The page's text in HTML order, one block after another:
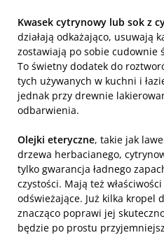
Kwasek cytrynowy lub sok z
działają odkażająco, usuwają
zostawiają po sobie cudownie
To świetny dodatek do
tych używanych w kuchni i
jednak przy drewnie
odbarwienia.
Olejki eteryczne, takie jak
drzewa herbacianego,
tylko gwarancja ładnego
czystości. Mają też
odświeżające. Już kilka kropel
znacząco poprawi jej
będzie po prostu